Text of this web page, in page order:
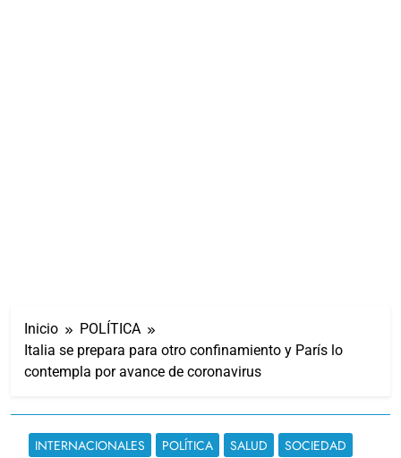
Inicio
POLÍTICA
Italia se prepara para otro confinamiento y París lo
contempla por avance de coronavirus
INTERNACIONALES POLÍTICA SALUD SOCIEDAD